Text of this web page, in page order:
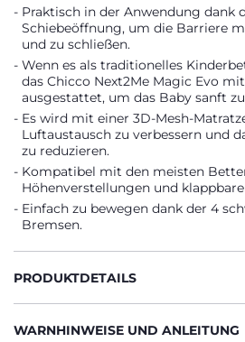
Praktisch in der Anwendung dank
Schiebeöffnung, um die Barriere
und zu schließen.
Wenn es als traditionelles
das Chicco Next2Me Magic Evo
ausgestattet, um das Baby sanft
Es wird mit einer 3D-Mesh-
Luftaustausch zu verbessern und
zu reduzieren.
Kompatibel mit den meisten
Höhenverstellungen und
Einfach zu bewegen dank der 4
Bremsen.
PRODUKTDETAILS
WARNHINWEISE UND ANLEITUNG